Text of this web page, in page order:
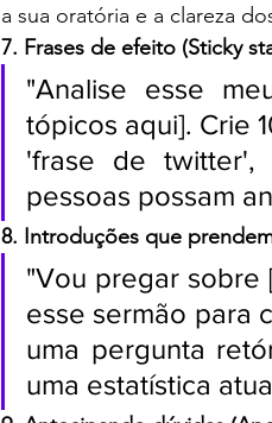
a sua oratória e a clareza
7. Frases de efeito (Sticky
"Analise esse
tópicos aqui]. Crie
'frase de twitter',
pessoas possam
8. Introduções que
"Vou pregar sobre
esse sermão para
uma pergunta
uma estatística